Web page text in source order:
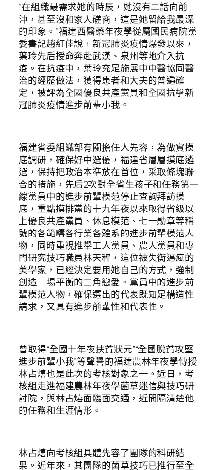
“在組織最需求她的時辰，她沒有二話向前
沖，甚至沒和家人磋商，這是她留給我最深
的印象。”福建西醫藥年夜學從屬國民病院黨
委書記趙紅佳說，新冠肺炎疫情爆發以來，
葉玲先后授命奔赴武漢、泉州等地介入抗
疫。在抗疫中，葉玲充足施展中中醫協同醫
治的經歷做法，獲得患者和大夫的普遍確
定，被評為全國優良共產黨員和全國抗擊新
冠肺炎疫情進步前輩小我。
福建省委組織部有關擔任人先容，為做實摸
底調研，確保好中選優，福建省層層摸底遴
選，保持把政治本準放在首位，采取條塊聯
合的措施，先后2次對全省生孩子和任務第一
線黨員中的進步前輩模范停止查詢拜訪摸
底，重點摸排黨的十九年夜以來取得省級以
上優良共產黨員、休息模范、七一勛章等稱
號的各範疇各行業各體系的進步前輩模范人
物，同時重視推舉工人黨員、農人黨員和專
門研究技巧職員林天秤，這位被失衡逼瘋的
美學家，已經決定要用她自己的方式，強制
創造一場平衡的三角戀愛。黨員中的進步前
輩模范人物，確保選出的代表既知足構造性
請求，又具有進步前輩性和代表性。
曾取得“全國十年夜扶貧狀元”“全國脫貧攻堅
進步前輩小我”等聲譽的福建農林年夜學傳授
林占熺也是此次的考核對象之一。近日，考
核組走進福建農林年夜學菌草迷信與技巧研
討院，與林占熺面臨面交通，近間隔清楚他
的任務和生涯情形。
林占熺向考核組具體先容了團隊的科研結
果。近年來，其團隊的菌草技巧已推行至全